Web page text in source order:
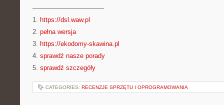
———————————
1. https://dsl.waw.pl
2. pełna wersja
3. https://ekodomy-skawina.pl
4. sprawdź nasze porady
5. sprawdź szczegóły
CATEGORIES: RECENZJE SPRZĘTU I OPROGRAMOWANIA